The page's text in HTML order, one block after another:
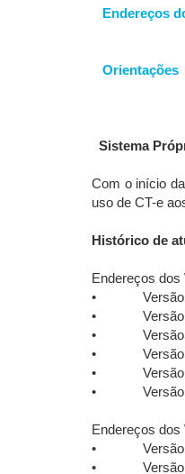
Endereços
Orientações
Sistema
Com o início
uso de CT-e
Histórico de
Endereços
• Versão
• Versão
• Versão
• Versão
• Versão
• Versão
Endereços
• Versão
• Versão